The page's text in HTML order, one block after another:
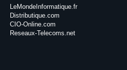
LeMondeInformatique.fr
Distributique.com
CIO-Online.com
Reseaux-Telecoms.net